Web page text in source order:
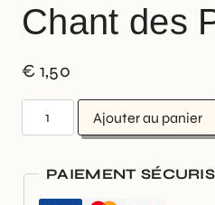
Chant des
€ 1,50
Ajouter au panier
PAIEMENT